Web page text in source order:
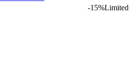
-15%Limited